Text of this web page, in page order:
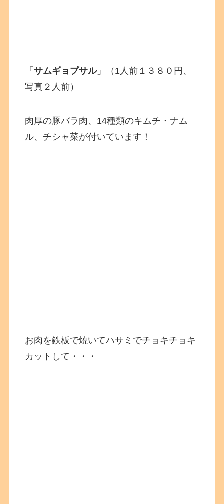
「サムギョプサル」（1人前１３８０円、
写真２人前）
肉厚の豚バラ肉、14種類のキムチ・ナム
ル、チシャ菜が付いています！
お肉を鉄板で焼いてハサミでチョキチョキ
カットして・・・